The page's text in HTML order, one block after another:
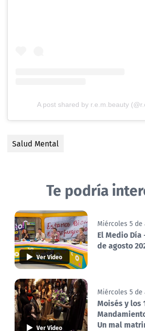
A post shared by r.e.m.beauty
Salud Mental
Te podría
Ver Video
Miércoles 5 de
El Medio
de agosto
Ver Video
Miércoles 5 de
Moisés y los
Un mal